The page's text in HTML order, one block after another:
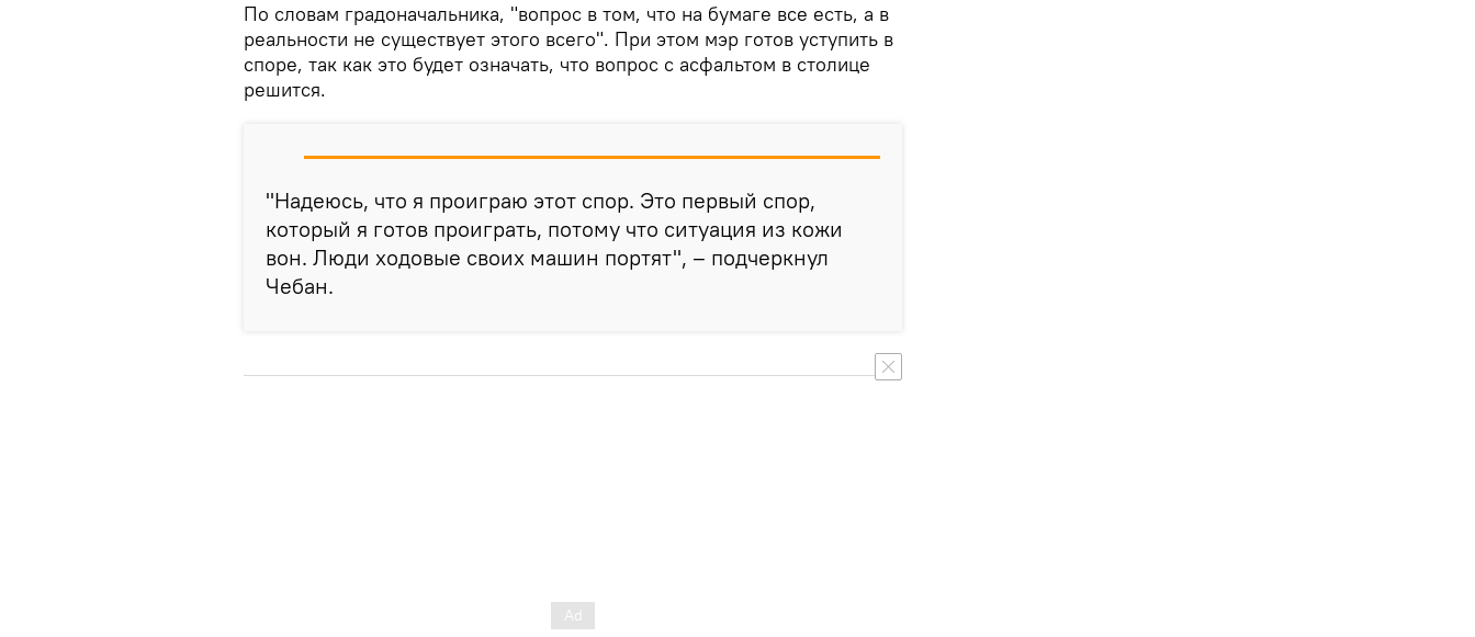
По словам градоначальника, "вопрос в том, что на бумаге все есть, а в
реальности не существует этого всего". При этом мэр готов уступить в
споре, так как это будет означать, что вопрос с асфальтом в столице
решится.
"Надеюсь, что я проиграю этот спор. Это первый спор,
который я готов проиграть, потому что ситуация из кожи
вон. Люди ходовые своих машин портят", – подчеркнул
Чебан.